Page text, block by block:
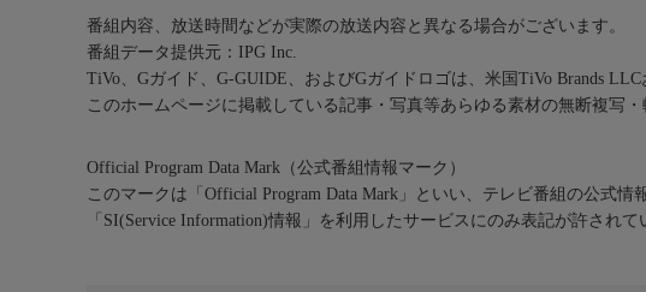
番組内容、放送時間などが実際の放送内容と異なる場合がございます。
番組データ提供元：IPG Inc.
TiVo、Gガイド、G-GUIDE、およびGガイドロゴは、米国TiVo Brands
このホームページに掲載している記事・写真等あらゆる素材の無断複写・
Official Program Data Mark（公式番組情報マーク）
このマークは「Official Program Data Mark」といい、テレビ番組の公式情
「SI(Service Information)情報」を利用したサービスにのみ表記が許されて